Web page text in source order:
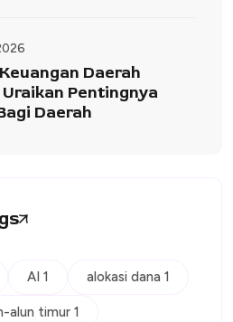
Daerah
Pentingnya
Daerah
AI 1 alokasi dana 1
alun timur 1